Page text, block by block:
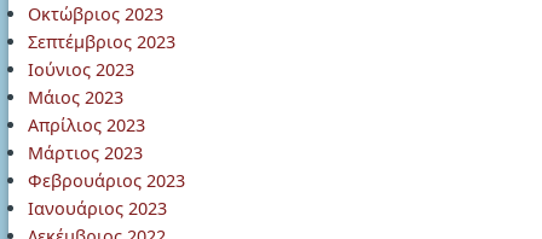
Οκτώβριος 2023
Σεπτέμβριος 2023
Ιούνιος 2023
Μάιος 2023
Απρίλιος 2023
Μάρτιος 2023
Φεβρουάριος 2023
Ιανουάριος 2023